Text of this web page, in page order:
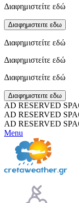
Διαφημιστείτε εδώ
Διαφημιστειτε εδω
Διαφημιστείτε εδώ
Διαφημιστείτε εδώ
Διαφημιστείτε εδώ
Διαφημιστειτε εδω
AD RESERVED
AD RESERVED
AD RESERVED
Menu